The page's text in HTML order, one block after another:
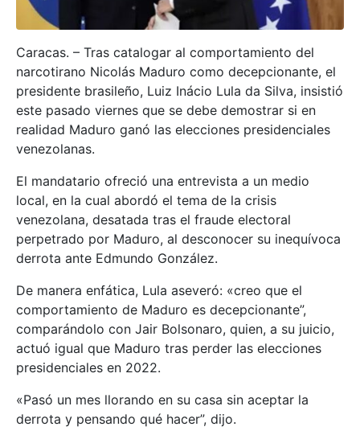
Caracas. – Tras catalogar al comportamiento del
narcotirano Nicolás Maduro como decepcionante, el
presidente brasileño, Luiz Inácio Lula da Silva, insistió
este pasado viernes que se debe demostrar si en
realidad Maduro ganó las elecciones presidenciales
venezolanas.
El mandatario ofreció una entrevista a un medio
local, en la cual abordó el tema de la crisis
venezolana, desatada tras el fraude electoral
perpetrado por Maduro, al desconocer su inequívoca
derrota ante Edmundo González.
De manera enfática, Lula aseveró: «creo que el
comportamiento de Maduro es decepcionante”,
comparándolo con Jair Bolsonaro, quien, a su juicio,
actuó igual que Maduro tras perder las elecciones
presidenciales en 2022.
«Pasó un mes llorando en su casa sin aceptar la
derrota y pensando qué hacer”, dijo.